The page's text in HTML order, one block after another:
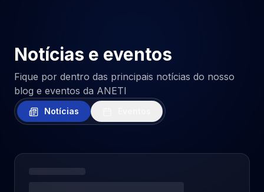
Notícias e eventos
Fique por dentro das principais notícias do nosso
blog e eventos da ANETI
Notícias